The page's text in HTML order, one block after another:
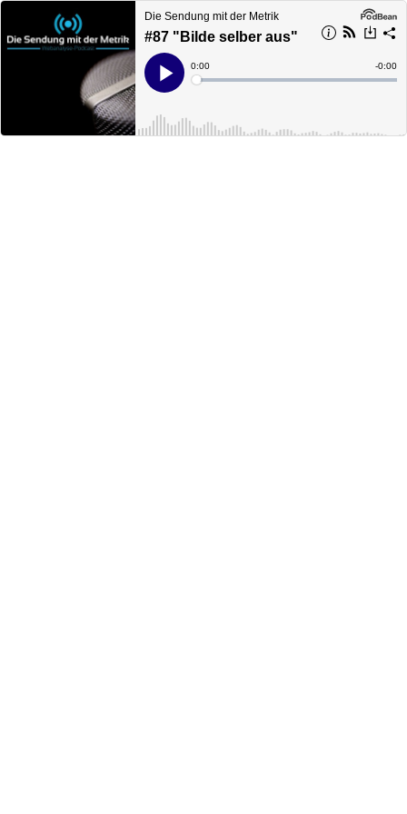
Die Sendung mit der Metrik
#87 "Bilde selber aus"
Play
Current
Time
0:00
Loaded:
Time
-0:00